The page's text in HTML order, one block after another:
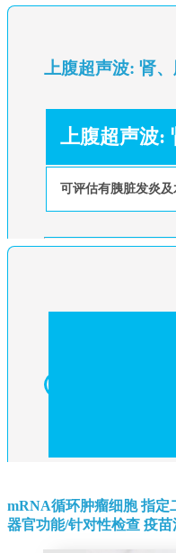
上腹超声波: 肾
上腹超声波:
可评估有胰脏发炎及
mRNA循环肿瘤细胞 指定
器官功能/针对性检查 疫苗